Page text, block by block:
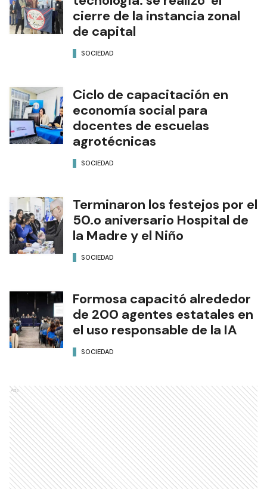
cierre de la instancia zonal
de capital
SOCIEDAD
Ciclo de capacitación en
economía social para
docentes de escuelas
agrotécnicas
SOCIEDAD
Terminaron los festejos por el
50.o aniversario Hospital de
la Madre y el Niño
SOCIEDAD
Formosa capacitó alrededor
de 200 agentes estatales en
el uso responsable de la IA
SOCIEDAD
Ads